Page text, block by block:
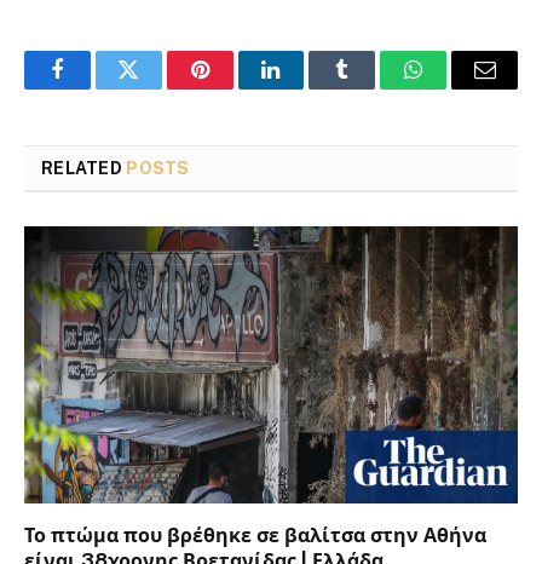
FacebookTwitter PinterestLinkedInTumblr WhatsAppEmail
RELATED POSTS
Το πτώμα που βρέθηκε σε βαλίτσα στην Αθήνα